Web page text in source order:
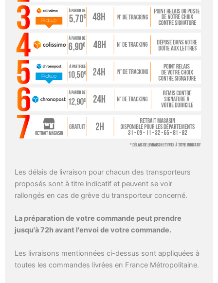
Les délais de livraison pour chacun des transporteurs
proposés sont à titre indicatif et peuvent se voir
rallongés en cas de grève du transporteur concerné.
La préparation de votre commande peut prendre
jusqu'à 72h avant l'envoi de votre commande.
Les livraisons mentionnées ci-dessus sont appliquées à
toutes les commandes livrées en France Métropolitaine.